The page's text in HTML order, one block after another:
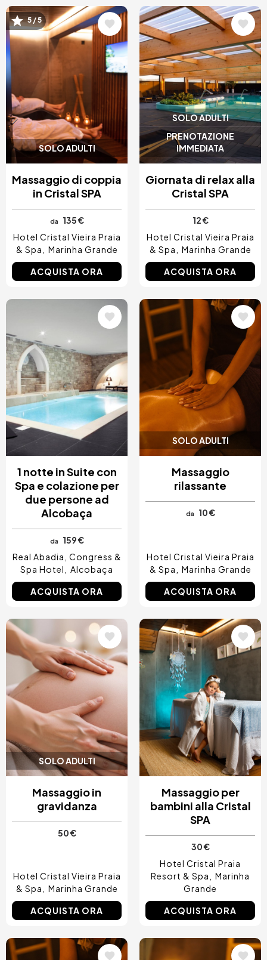
SOLO ADULTI
Immagine
5 / 5
Massaggio di coppia
in Cristal SPA
da
135 €
Hotel Cristal Vieira Praia
& Spa
Marinha Grande
ACQUISTA ORA
SOLO ADULTI
PRENOTAZIONE
IMMEDIATA
Immagine
Giornata di relax alla
Cristal SPA
12 €
Hotel Cristal Vieira Praia
& Spa
Marinha Grande
ACQUISTA ORA
1 notte in Suite con
Spa e colazione per
due persone ad
Alcobaça
da
159 €
Real Abadia, Congress &
Spa Hotel
Alcobaça
ACQUISTA ORA
SOLO ADULTI
Immagine
Massaggio
rilassante
da 10 €
Hotel Cristal Vieira Praia
& Spa
Marinha Grande
ACQUISTA ORA
SOLO ADULTI
Immagine
Massaggio in
gravidanza
50 €
Hotel Cristal Vieira Praia
& Spa
Marinha Grande
ACQUISTA ORA
Immagine
Massaggio per
bambini alla Cristal
SPA
30 €
Hotel Cristal Praia
Resort & Spa
Marinha
Grande
ACQUISTA ORA
Immagine Immagine